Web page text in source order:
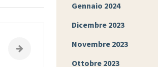
Gennaio 2024
Dicembre 2023
Novembre 2023
Ottobre 2023